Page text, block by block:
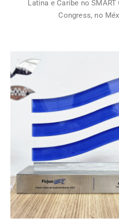
Latina e Caribe no SMART
Congress, no